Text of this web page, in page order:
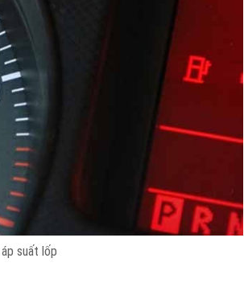
suất lốp